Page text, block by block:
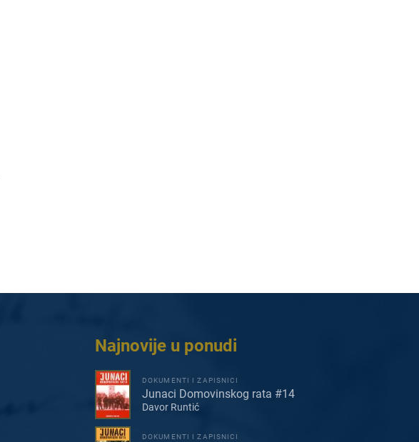
Najnovije u ponudi
DOKUMENTI I ZAPISNICI
Junaci Domovinskog rata #14
Davor Runtić
DOKUMENTI I ZAPISNICI